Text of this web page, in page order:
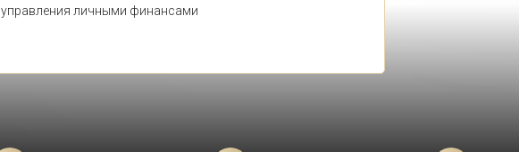
управления личными финансами